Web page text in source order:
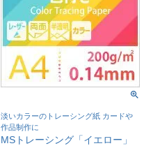
淡いカラーのトレーシング紙 カードや
作品制作に
MSトレーシング「イエロー」